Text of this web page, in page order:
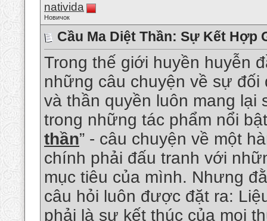
nativida
Новичок
Cầu Ma Diệt Thần: Sự Kết Hợp
Trong thế giới huyền huyễn
những câu chuyện về sự
và thần quyền luôn mang lại
trong những tác phẩm nổi
thần” - câu chuyện về một
chính phải đấu tranh với
mục tiêu của mình. Nhưng
câu hỏi luôn được đặt ra:
phải là sự kết thúc của mọi